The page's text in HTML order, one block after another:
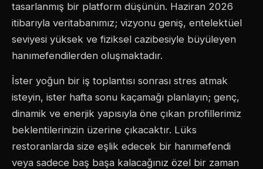
tasarlanmış bir platform düşünün. Haziran 2026
itibarıyla veritabanımız; vizyonu geniş, entelektüel
seviyesi yüksek ve fiziksel cazibesiyle büyüleyen
hanımefendilerden oluşmaktadır.
İster yoğun bir iş toplantısı sonrası stres atmak
isteyin, ister hafta sonu kaçamağı planlayın; genç,
dinamik ve enerjik yapısıyla öne çıkan profillerimiz
beklentilerinizin üzerine çıkacaktır. Lüks
restoranlarda size eşlik edecek bir hanımefendi
veya sadece baş başa kalacağınız özel bir zaman